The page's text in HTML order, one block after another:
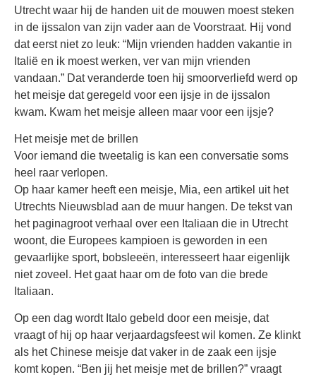
Utrecht waar hij de handen uit de mouwen moest steken
in de ijssalon van zijn vader aan de Voorstraat. Hij vond
dat eerst niet zo leuk: “Mijn vrienden hadden vakantie in
Italië en ik moest werken, ver van mijn vrienden
vandaan.” Dat veranderde toen hij smoorverliefd werd op
het meisje dat geregeld voor een ijsje in de ijssalon
kwam. Kwam het meisje alleen maar voor een ijsje?
Het meisje met de brillen
Voor iemand die tweetalig is kan een conversatie soms
heel raar verlopen.
Op haar kamer heeft een meisje, Mia, een artikel uit het
Utrechts Nieuwsblad aan de muur hangen. De tekst van
het paginagroot verhaal over een Italiaan die in Utrecht
woont, die Europees kampioen is geworden in een
gevaarlijke sport, bobsleeën, interesseert haar eigenlijk
niet zoveel. Het gaat haar om de foto van die brede
Italiaan.
Op een dag wordt Italo gebeld door een meisje, dat
vraagt of hij op haar verjaardagsfeest wil komen. Ze klinkt
als het Chinese meisje dat vaker in de zaak een ijsje
komt kopen. “Ben jij het meisje met de brillen?” vraagt